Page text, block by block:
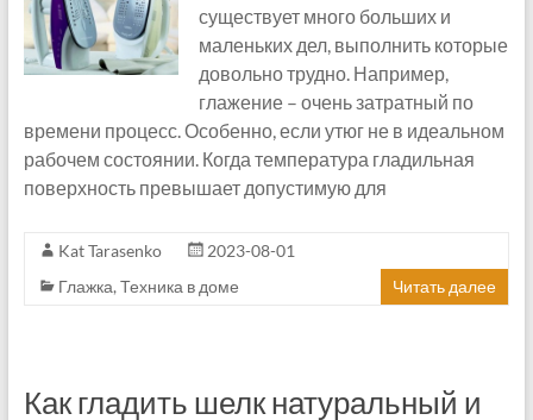
существует много больших и
маленьких дел, выполнить которые
довольно трудно. Например,
глажение – очень затратный по
времени процесс. Особенно, если утюг не в идеальном
рабочем состоянии. Когда температура гладильная
поверхность превышает допустимую для
Kat Tarasenko
2023-08-01
Глажка, Техника в доме Читать далее
Как гладить шелк натуральный и